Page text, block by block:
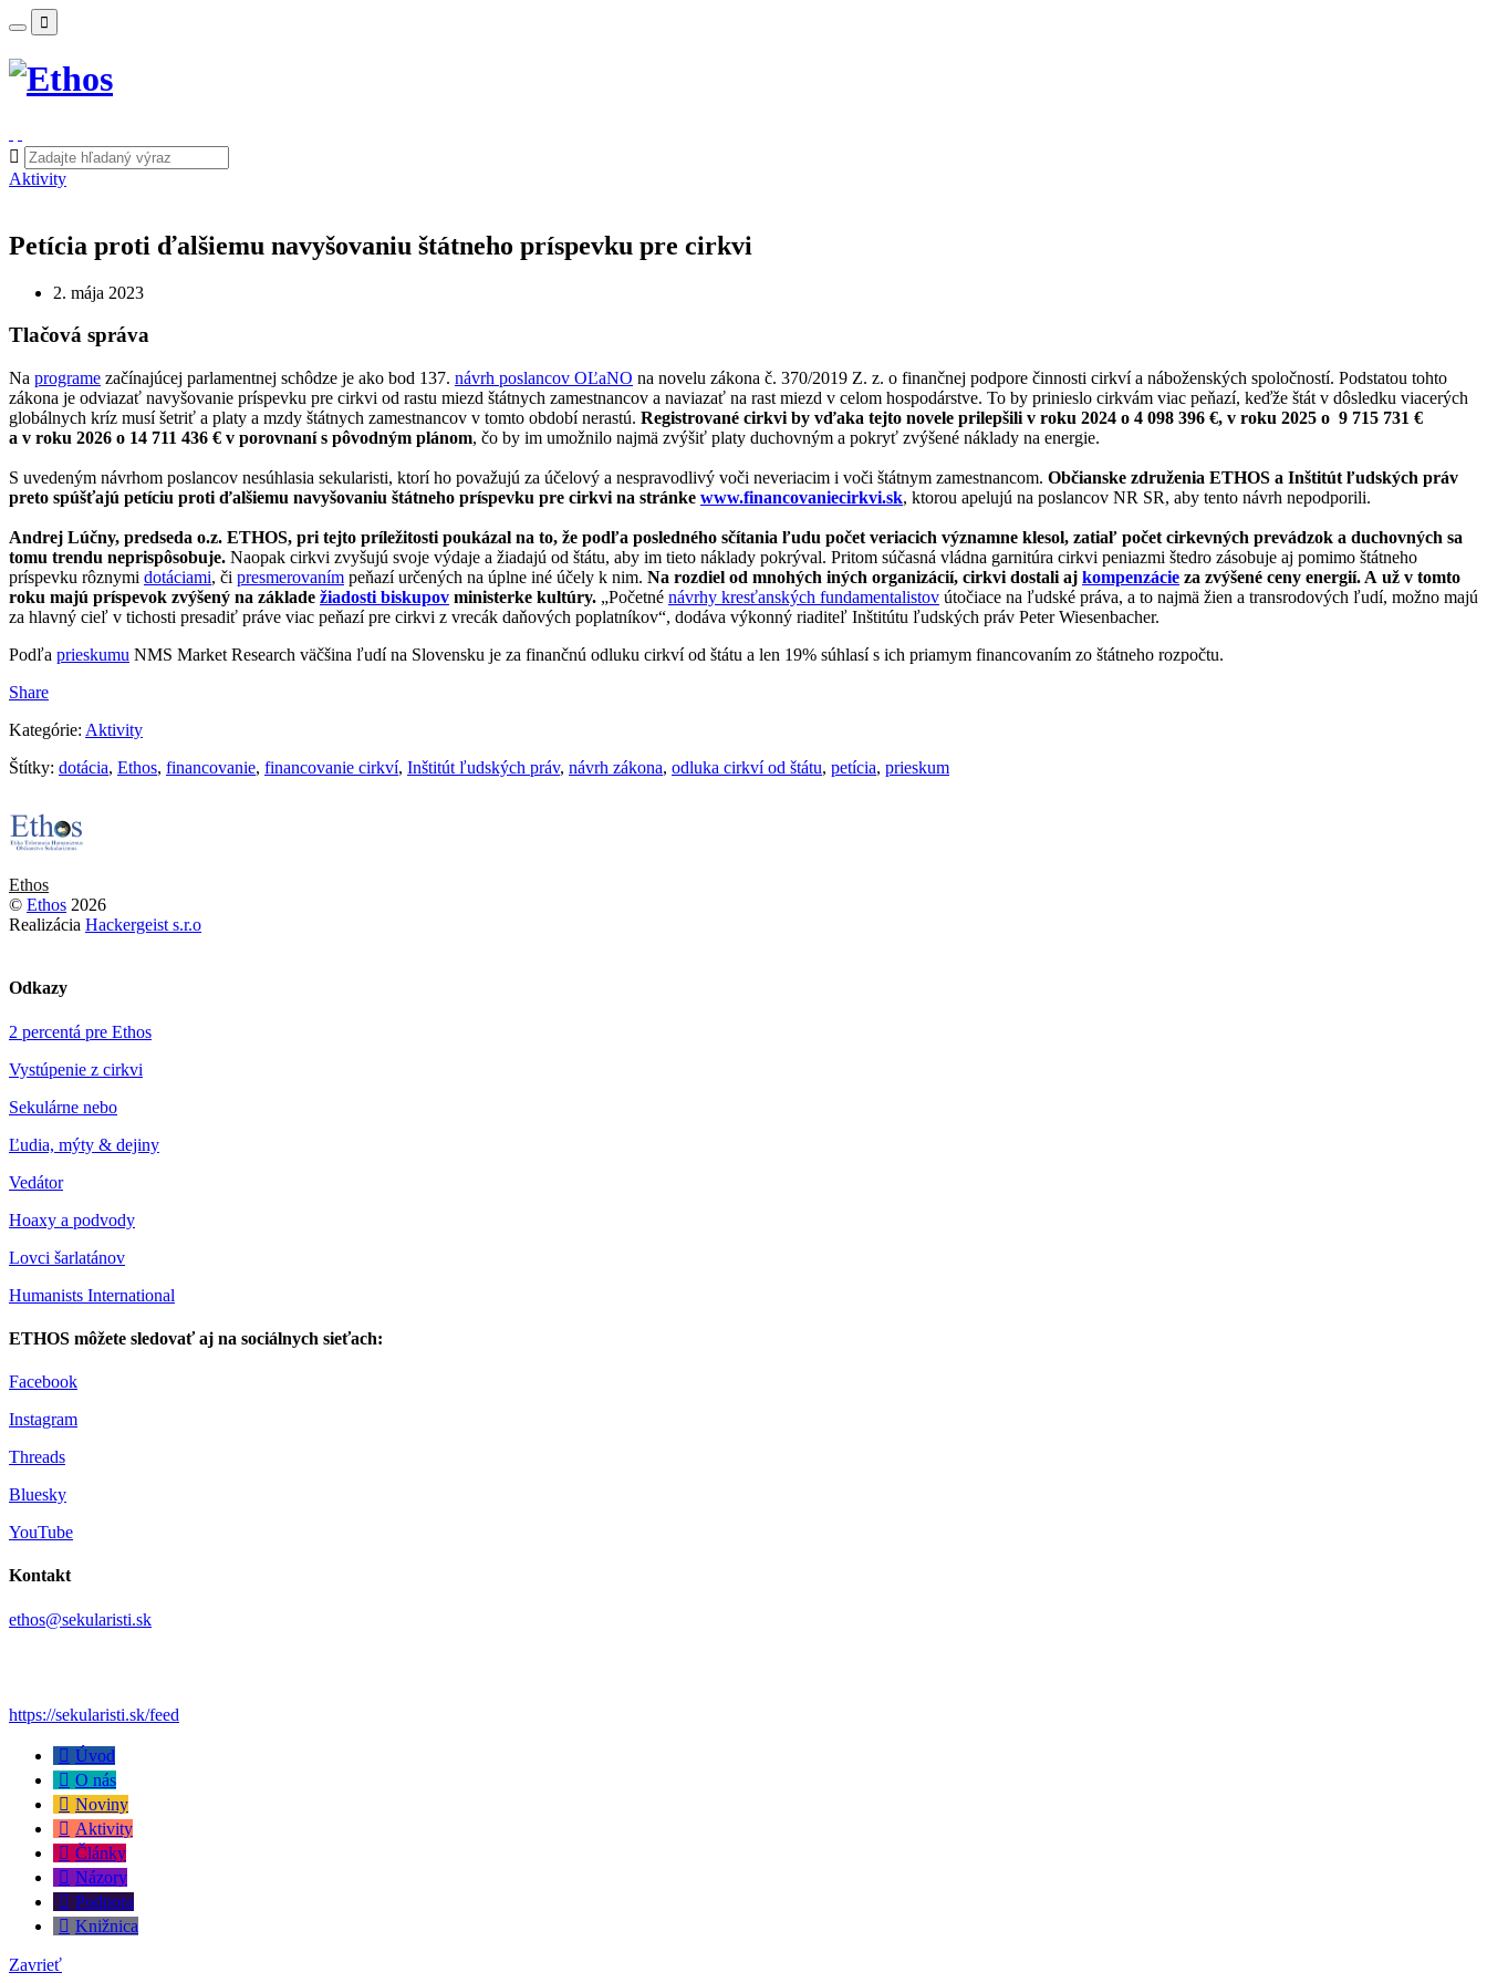
Aktivity
Petícia proti ďalšiemu navyšovaniu štátneho príspevku pre cirkvi
2. mája 2023
Tlačová správa
Na programe začínajúcej parlamentnej schôdze je ako bod 137. návrh poslancov OĽaNO na novelu zákona č. 370/2019 Z. z. o finančnej podpore činnosti cirkví a náboženských spoločností. Podstatou tohto
zákona je odviazať navyšovanie príspevku pre cirkvi od rastu miezd štátnych zamestnancov a naviazať na rast miezd v celom hospodárstve. To by prinieslo cirkvám viac peňazí, keďže štát v dôsledku viacerých
globálnych kríz musí šetriť a platy a mzdy štátnych zamestnancov v tomto období nerastú. Registrované cirkvi by vďaka tejto novele prilepšili v roku 2024 o 4 098 396 €, v roku 2025 o 9 715 731 €
a v roku 2026 o 14 711 436 € v porovnaní s pôvodným plánom, čo by im umožnilo najmä zvýšiť platy duchovným a pokryť zvýšené náklady na energie.
S uvedeným návrhom poslancov nesúhlasia sekularisti, ktorí ho považujú za účelový a nespravodlivý voči neveriacim i voči štátnym zamestnancom. Občianske združenia ETHOS a Inštitút ľudských práv
preto spúšťajú petíciu proti ďalšiemu navyšovaniu štátneho príspevku pre cirkvi na stránke www.financovaniecirkvi.sk, ktorou apelujú na poslancov NR SR, aby tento návrh nepodporili.
Andrej Lúčny, predseda o.z. ETHOS, pri tejto príležitosti poukázal na to, že podľa posledného sčítania ľudu počet veriacich významne klesol, zatiaľ počet cirkevných prevádzok a duchovných sa
tomu trendu neprispôsobuje. Naopak cirkvi zvyšujú svoje výdaje a žiadajú od štátu, aby im tieto náklady pokrýval. Pritom súčasná vládna garnitúra cirkvi peniazmi štedro zásobuje aj pomimo štátneho
príspevku rôznymi dotáciami, či presmerovaním peňazí určených na úplne iné účely k nim. Na rozdiel od mnohých iných organizácií, cirkvi dostali aj kompenzácie za zvýšené ceny energií. A už v tomto
roku majú príspevok zvýšený na základe žiadosti biskupov ministerke kultúry. „Početné návrhy kresťanských fundamentalistov útočiace na ľudské práva, a to najmä žien a transrodových ľudí, možno majú
za hlavný cieľ v tichosti presadiť práve viac peňazí pre cirkvi z vrecák daňových poplatníkov“, dodáva výkonný riaditeľ Inštitútu ľudských práv Peter Wiesenbacher.
Podľa prieskumu NMS Market Research väčšina ľudí na Slovensku je za finančnú odluku cirkví od štátu a len 19% súhlasí s ich priamym financovaním zo štátneho rozpočtu.
Share
Kategórie: Aktivity
Štítky: dotácia, Ethos, financovanie, financovanie cirkví, Inštitút ľudských práv, návrh zákona, odluka cirkví od štátu, petícia, prieskum
Ethos
© Ethos 2026
Realizácia Hackergeist s.r.o
Odkazy
2 percentá pre Ethos
Vystúpenie z cirkvi
Sekulárne nebo
Ľudia, mýty & dejiny
Vedátor
Hoaxy a podvody
Lovci šarlatánov
Humanists International
ETHOS môžete sledovať aj na sociálnych sieťach:
Facebook
Instagram
Threads
Bluesky
YouTube
Kontakt
ethos@sekularisti.sk
https://sekularisti.sk/feed
Úvod
O nás
Noviny
Aktivity
Články
Názory
Podpora
Knižnica
Zavrieť